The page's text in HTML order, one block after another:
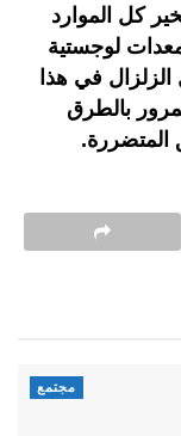
كل الموارد
لوجستية
في هذا
بالطرق
المتضررة.
مجتمع